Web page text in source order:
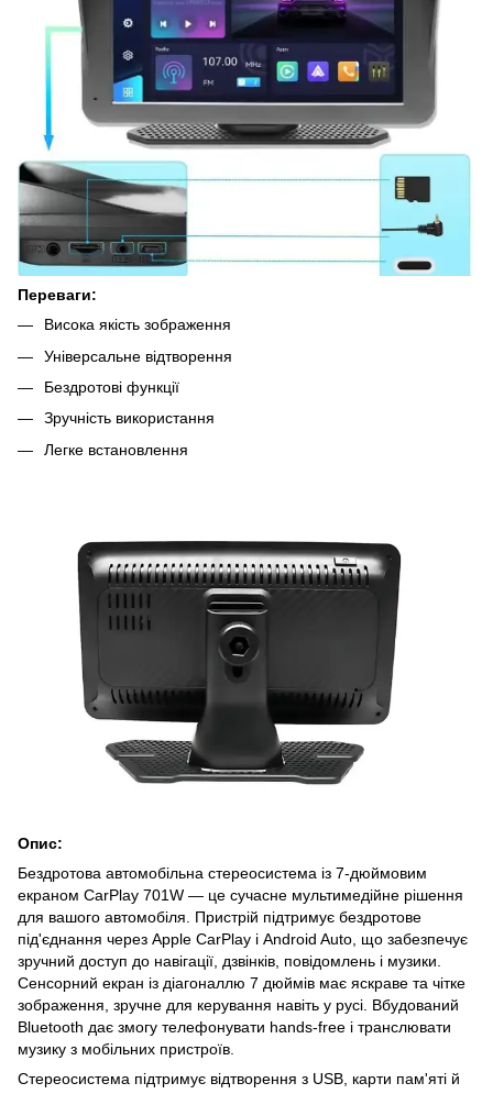
Переваги:
Висока якість зображення
Універсальне відтворення
Бездротові функції
Зручність використання
Легке встановлення
Опис:
Бездротова автомобільна стереосистема із 7-дюймовим
екраном CarPlay 701W — це сучасне мультимедійне рішення
для вашого автомобіля. Пристрій підтримує бездротове
під'єднання через Apple CarPlay і Android Auto, що забезпечує
зручний доступ до навігації, дзвінків, повідомлень і музики.
Сенсорний екран із діагоналлю 7 дюймів має яскраве та чітке
зображення, зручне для керування навіть у русі. Вбудований
Bluetooth дає змогу телефонувати hands-free і транслювати
музику з мобільних пристроїв.
Стереосистема підтримує відтворення з USB, карти пам'яті й